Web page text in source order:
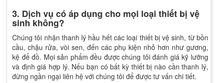
3. Dịch vụ có áp dụng cho mọi loại thiết bị vệ
sinh không?
Chúng tôi nhận thanh lý hầu hết các loại thiết bị vệ sinh, từ bồn
cầu, chậu rửa, vòi sen, đến các phụ kiện nhỏ hơn như gương,
kệ để đồ. Mọi sản phẩm đều được chúng tôi đánh giá kỹ lưỡng
và định giá hợp lý. Nếu bạn có bất kỳ thiết bị nào cần thanh lý,
đừng ngần ngại liên hệ với chúng tôi để được tư vấn chi tiết.